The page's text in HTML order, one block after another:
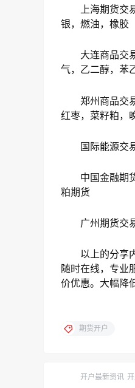
上海期货交易
银，燃油，橡胶
大连商品交易
气，乙二醇，苯
郑州商品交易
红枣，菜籽粕，
国际能源交易
中国金融期货
粕期货
广州期货交易
以上的分享内
随时在线，专业
价优惠。大幅降
期货开户
开户最新资讯